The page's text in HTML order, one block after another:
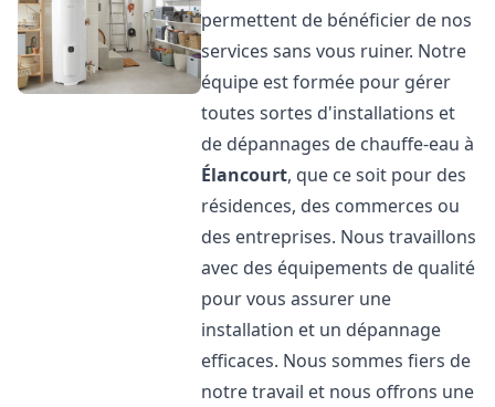
permettent de bénéficier de nos
services sans vous ruiner. Notre
équipe est formée pour gérer
toutes sortes d'installations et
de dépannages de chauffe-eau à
Élancourt, que ce soit pour des
résidences, des commerces ou
des entreprises. Nous travaillons
avec des équipements de qualité
pour vous assurer une
installation et un dépannage
efficaces. Nous sommes fiers de
notre travail et nous offrons une